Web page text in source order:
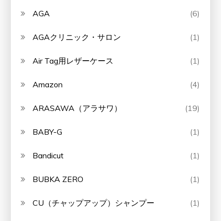
AGA (6)
AGAクリニック・サロン (1)
Air Tag用レザーケース (1)
Amazon (4)
ARASAWA（アラサワ） (19)
BABY-G (1)
Bandicut (1)
BUBKA ZERO (1)
CU（チャップアップ）シャンプー (1)